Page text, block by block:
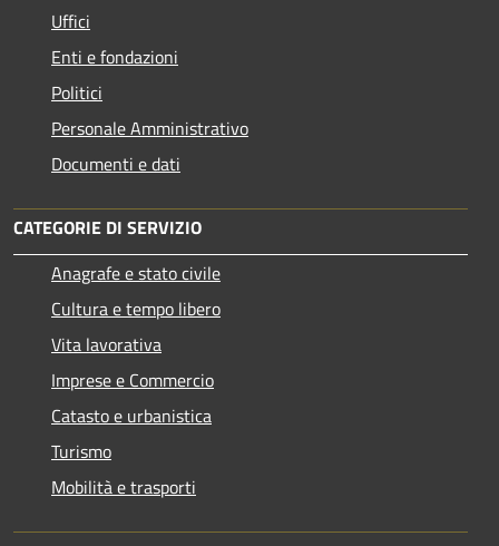
Uffici
Enti e fondazioni
Politici
Personale Amministrativo
Documenti e dati
CATEGORIE DI SERVIZIO
Anagrafe e stato civile
Cultura e tempo libero
Vita lavorativa
Imprese e Commercio
Catasto e urbanistica
Turismo
Mobilità e trasporti